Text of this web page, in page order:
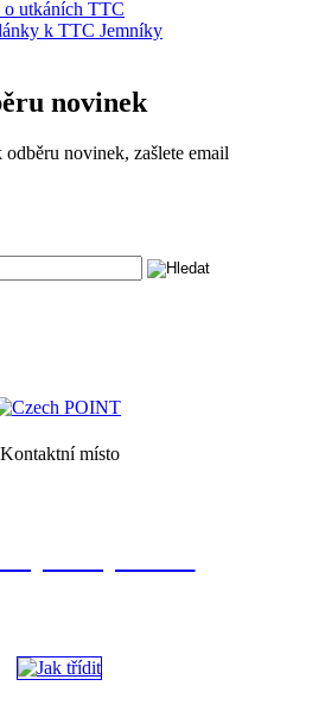
o utkáních TTC
k TTC Jemníky
novinek
novinek, zašlete email
Kontaktní místo